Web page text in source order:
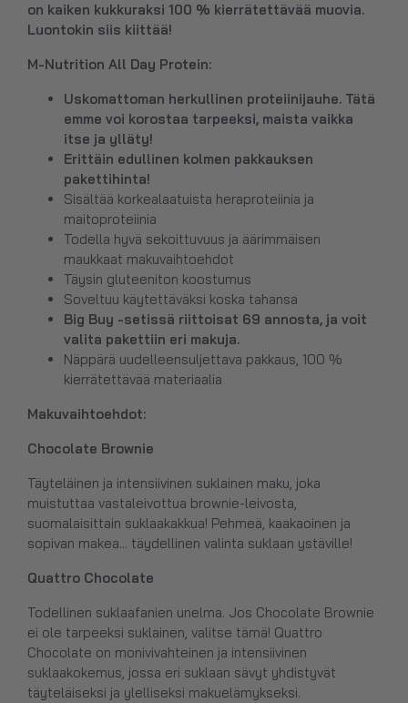
on kaiken kukkuraksi 100 % kierrätettävää muovia.
Luontokin siis kiittää!
M-Nutrition All Day Protein:
Uskomattoman herkullinen proteiinijauhe. Tätä
emme voi korostaa tarpeeksi, maista vaikka
itse ja ylläty!
Erittäin edullinen kolmen pakkauksen
pakettihinta!
Sisältää korkealaatuista heraproteiinia ja
maitoproteiinia
Todella hyvä sekoittuvuus ja äärimmäisen
maukkaat makuvaihtoehdot
Täysin gluteeniton koostumus
Soveltuu käytettäväksi koska tahansa
Big Buy -setissä riittoisat 69 annosta, ja voit
valita pakettiin eri makuja.
Näppärä uudelleensuljettava pakkaus, 100 %
kierrätettävää materiaalia
Makuvaihtoehdot:
Chocolate Brownie
Täyteläinen ja intensiivinen suklainen maku, joka
muistuttaa vastaleivottua brownie-leivosta,
suomalaisittain suklaakakkua! Pehmeä, kaakaoinen ja
sopivan makea... täydellinen valinta suklaan ystäville!
Quattro Chocolate
Todellinen suklaafanien unelma. Jos Chocolate Brownie
ei ole tarpeeksi suklainen, valitse tämä! Quattro
Chocolate on monivivahteinen ja intensiivinen
suklaakokemus, jossa eri suklaan sävyt yhdistyvät
täyteläiseksi ja ylelliseksi makuelämykseksi.